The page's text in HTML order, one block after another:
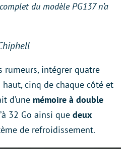
du modèle PG137 n’a
rumeurs, intégrer quatre
cinq de chaque côté et
d’une mémoire à double
32 Go ainsi que deux
de refroidissement.